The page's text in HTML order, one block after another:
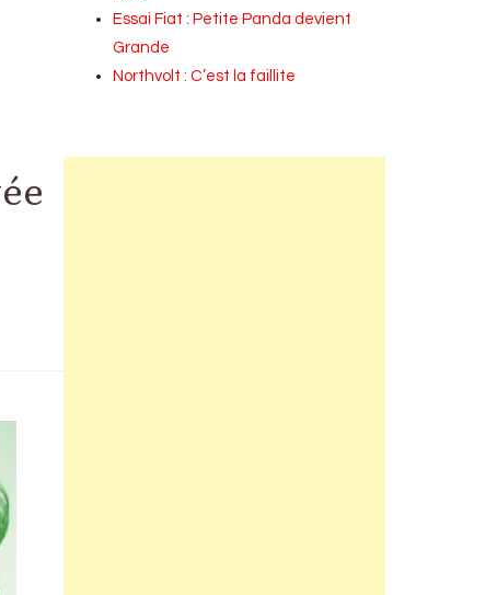
Essai Fiat : Petite Panda devient
Grande
Northvolt : C’est la faillite